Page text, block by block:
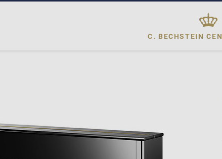
C. BECHSTEIN